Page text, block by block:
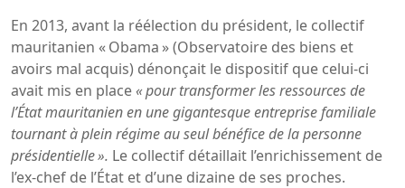
En 2013, avant la réélection du président, le collectif
mauritanien « Obama » (Observatoire des biens et
avoirs mal acquis) dénonçait le dispositif que celui-ci
avait mis en place« pour transformer les ressources de
l’État mauritanien en une gigantesque entreprise familiale
tournant à plein régime au seul bénéfice de la personne
présidentielle ». Le collectif détaillait l’enrichissement de
l’ex-chef de l’État et d’une dizaine de ses proches.